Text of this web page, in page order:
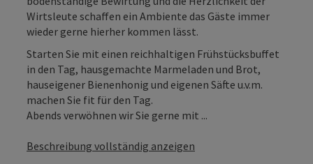
Wirtsleute schaffen ein Ambiente das Gäste immer
wieder gerne hierher kommen lässt.
Starten Sie mit einen reichhaltigen Frühstücksbuffet
in den Tag, hausgemachte Marmeladen und Brot,
hauseigener Bienenhonig und eigenen Säfte u.v.m.
machen Sie fit für den Tag.
Abends verwöhnen wir Sie gerne mit ...
Beschreibung vollständig anzeigen